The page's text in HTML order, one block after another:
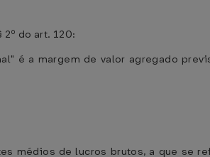
do art. 120:
é a margem de valor agregado
médios de lucros brutos, a que se